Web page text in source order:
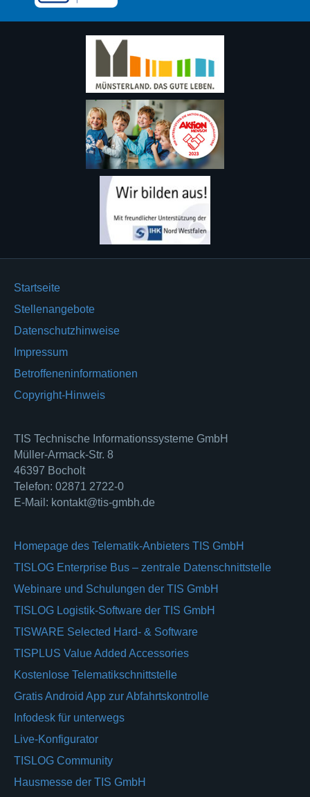
Startseite
Stellenangebote
Datenschutzhinweise
Impressum
Betroffeneninformationen
Copyright-Hinweis
TIS Technische Informationssysteme GmbH
Müller-Armack-Str. 8
46397 Bocholt
Telefon: 02871 2722-0
E-Mail: kontakt@tis-gmbh.de
Homepage des Telematik-Anbieters TIS GmbH
TISLOG Enterprise Bus – zentrale Datenschnittstelle
Webinare und Schulungen der TIS GmbH
TISLOG Logistik-Software der TIS GmbH
TISWARE Selected Hard- & Software
TISPLUS Value Added Accessories
Kostenlose Telematikschnittstelle
Gratis Android App zur Abfahrtskontrolle
Infodesk für unterwegs
Live-Konfigurator
TISLOG Community
Hausmesse der TIS GmbH